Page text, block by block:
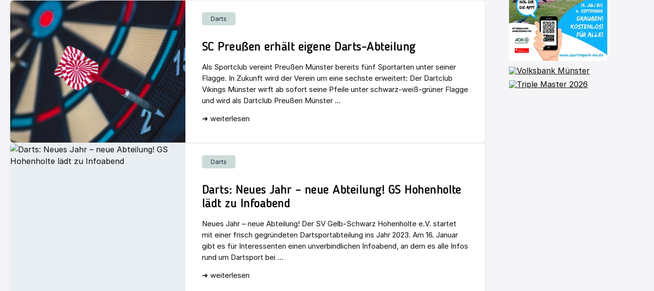
Darts
SC Preußen erhält eigene Darts-Abteilung
Als Sportclub vereint Preußen Münster bereits fünf Sportarten unter seiner
Flagge. In Zukunft wird der Verein um eine sechste erweitert: Der Dartclub
Vikings Münster wirft ab sofort seine Pfeile unter schwarz-weiß-grüner Flagge
und wird als Dartclub Preußen Münster ...
➜ weiterlesen
Darts
Darts: Neues Jahr – neue Abteilung! GS Hohenholte
lädt zu Infoabend
Neues Jahr – neue Abteilung! Der SV Gelb-Schwarz Hohenholte e.V. startet
mit einer frisch gegründeten Dartsportabteilung ins Jahr 2023. Am 16. Januar
gibt es für Interessenten einen unverbindlichen Infoabend, an dem es alle Infos
rund um Dartsport bei ...
➜ weiterlesen